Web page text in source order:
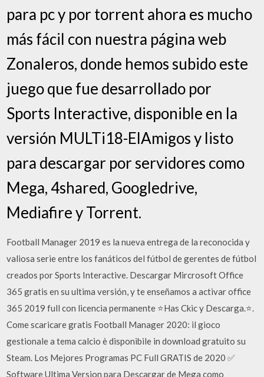
para pc y por torrent ahora es mucho
más fácil con nuestra página web
Zonaleros, donde hemos subido este
juego que fue desarrollado por
Sports Interactive, disponible en la
versión MULTi18-ElAmigos y listo
para descargar por servidores como
Mega, 4shared, Googledrive,
Mediafire y Torrent.
Football Manager 2019 es la nueva entrega de la reconocida y
valiosa serie entre los fanáticos del fútbol de gerentes de fútbol
creados por Sports Interactive. Descargar Mircrosoft Office
365 gratis en su ultima versión, y te enseñamos a activar office
365 2019 full con licencia permanente ⭐Has Ckic y Descarga.⭐.
Come scaricare gratis Football Manager 2020: il gioco
gestionale a tema calcio è disponibile in download gratuito su
Steam. Los Mejores Programas PC Full GRATIS de 2020 ✅
Software Ultima Version para Descargar de Mega como